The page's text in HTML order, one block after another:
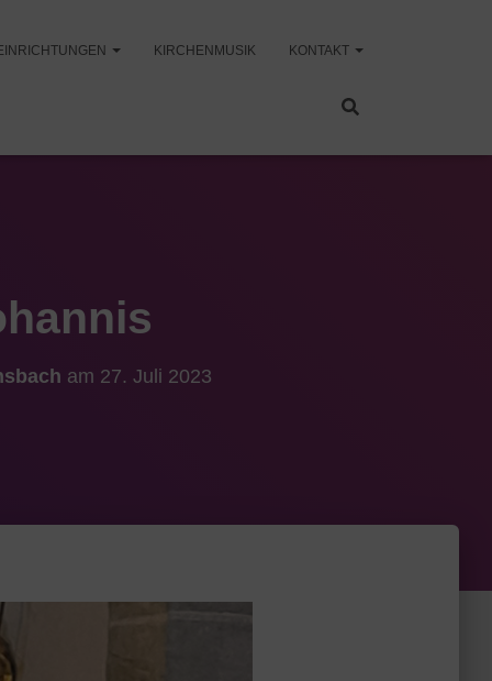
KIRCHENMUSIK KONTAKT
am 27. Juli 2023